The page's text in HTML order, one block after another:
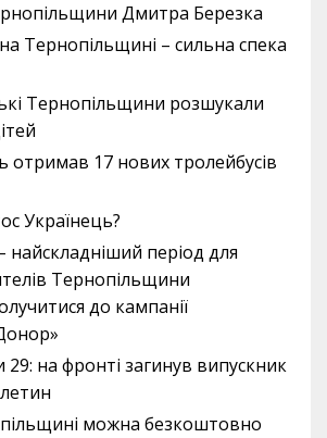
Дмитра Березка
Тернопільщині – сильна спека
Тернопільщини розшукали
отримав 17 нових тролейбусів
Українець?
найскладніший період для
Тернопільщини
до кампанії
на фронті загинув випускник
можна безкоштовно